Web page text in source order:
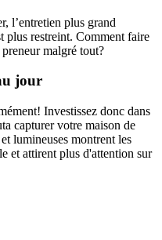
l’entretien plus grand
plus restreint. Comment faire
malgré tout?
jour
Investissez donc dans
capturer votre maison de
lumineuses montrent les
et attirent plus d'attention sur